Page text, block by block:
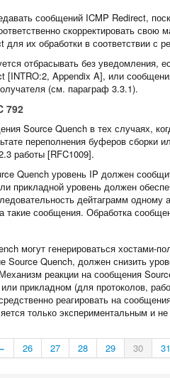
сообщений ICMP Redirect,
скорректировать
для их обработки в соответствии с
отбрасывать без уведомления,
[INTRO:2, Appendix A], или
(см. параграф 3.3.1).
792
Source Quench в тех случаях,
переполнения буферов
работы [RFC1009].
Quench уровень IP должен
прикладной уровень должен
дейтаграмм
такие сообщения. Обработка
могут генерироваться хостами-
Source Quench, должен снизить
реакции на сообщения
прикладном (для протоколов,
реагировать на
только экспериментальным и
26 27 28 29 30 31